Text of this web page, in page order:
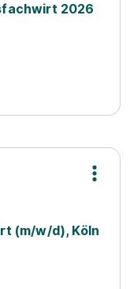
2026
(m/w/d), Köln